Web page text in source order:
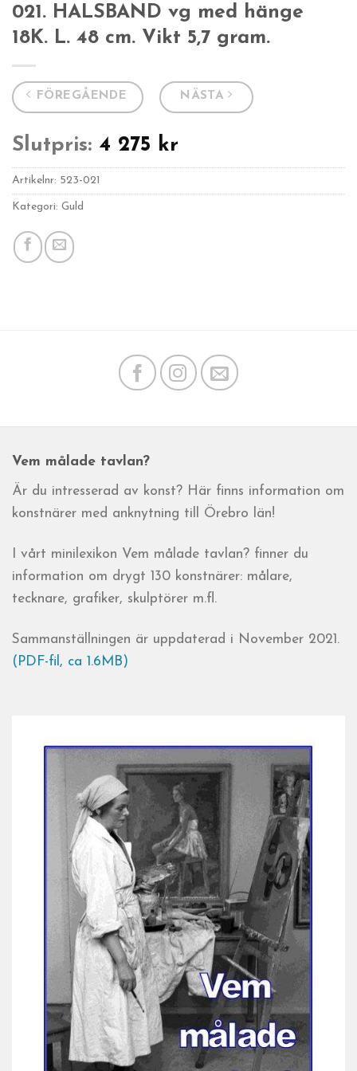
021. HALSBAND vg med hänge
18K. L. 48 cm. Vikt 5,7 gram.
FÖREGÅENDE NÄSTA
Slutpris: 4 275 kr
Artikelnr: 523-021
Kategori: Guld
Vem målade tavlan?
Är du intresserad av konst? Här finns information om
konstnärer med anknytning till Örebro län!
I vårt minilexikon Vem målade tavlan? finner du
information om drygt 130 konstnärer: målare,
tecknare, grafiker, skulptörer m.fl.
Sammanställningen är uppdaterad i November 2021.
(PDF-fil, ca 1.6MB)